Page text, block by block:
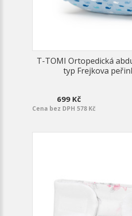
T-TOMI Ortopedická
typ Frejkova
699 Kč
Cena bez DPH 578 Kč